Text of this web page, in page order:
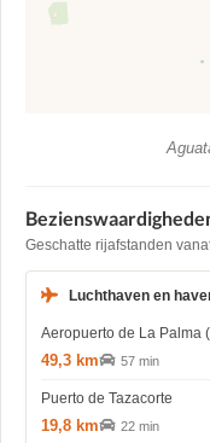
Geschatte rijafstanden
Luchthaven en
Aeropuerto de La Palma
49,3 km 57 min
Puerto de Tazacorte
19,8 km 22 min